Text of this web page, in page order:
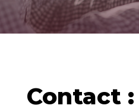
Contact :